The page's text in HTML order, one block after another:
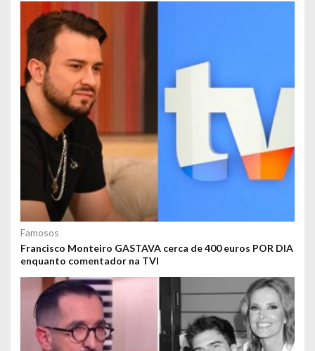
Famosos
Francisco Monteiro GASTAVA cerca de 400 euros POR DIA
enquanto comentador na TVI